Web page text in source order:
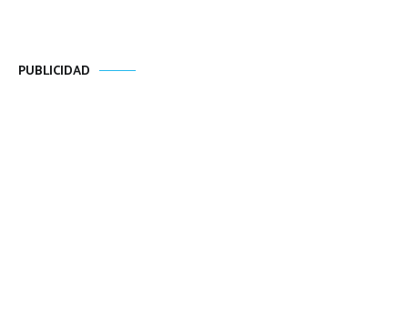
PUBLICIDAD